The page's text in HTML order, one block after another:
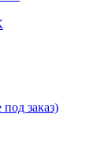
заказ)